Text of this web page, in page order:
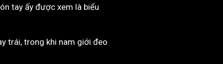
tay ấy được xem là biểu
trái, trong khi nam giới đeo